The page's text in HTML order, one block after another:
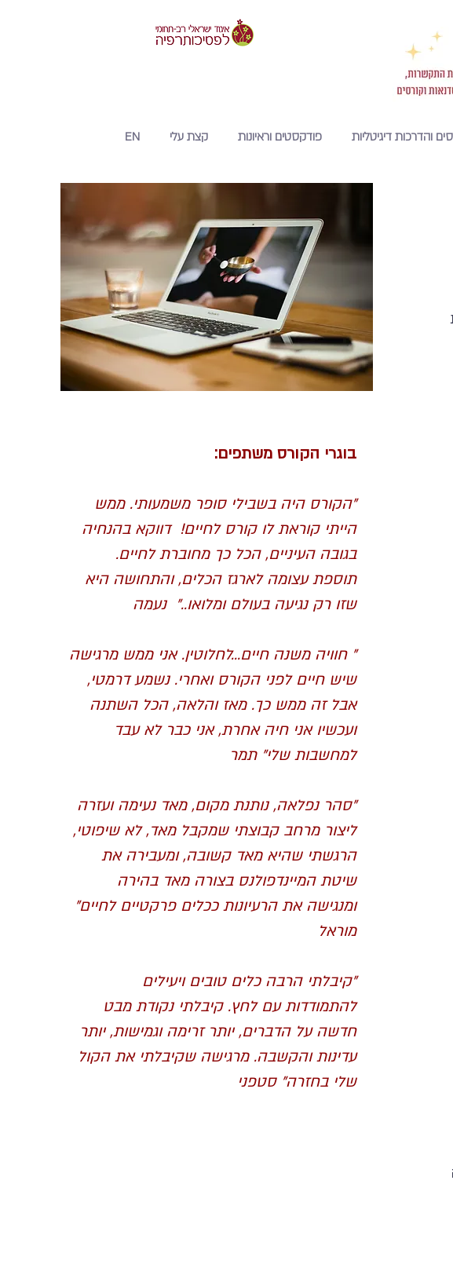
והדרכות דיגיטליות פודקסטים וראיונות קצת עלי EN
בוגרי הקורס משתפים:
"הקורס היה בשבילי סופר משמעותי. ממש
הייתי קוראת לו קורס לחיים! דווקא בהנחיה
בגובה העיניים, הכל כך מחוברת לחיים.
תוספת עצומה לארגז הכלים, והתחושה היא
שזו רק נגיעה בעולם ומלואו.." נעמה
" חוויה משנה חיים...לחלוטין. אני ממש מרגישה
שיש חיים לפני הקורס ואחרי. נשמע דרמטי,
אבל זה ממש כך. מאז והלאה, הכל השתנה
ועכשיו אני חיה אחרת, אני כבר לא עבד
למחשבות שלי" תמר
"סהר נפלאה, נותנת מקום, מאד נעימה ועזרה
ליצור מרחב קבוצתי שמקבל מאד, לא שיפוטי,
הרגשתי שהיא מאד קשובה, ומעבירה את
שיטת המיינדפולנס בצורה מאד בהירה
ומנגישה את הרעיונות ככלים פרקטיים לחיים"
מוראל
"קיבלתי הרבה כלים טובים ויעילים
להתמודדות עם לחץ. קיבלתי נקודת מבט
חדשה על הדברים, יותר זרימה וגמישות, יותר
עדינות והקשבה. מרגישה שקיבלתי את הקול
שלי בחזרה" סטפני